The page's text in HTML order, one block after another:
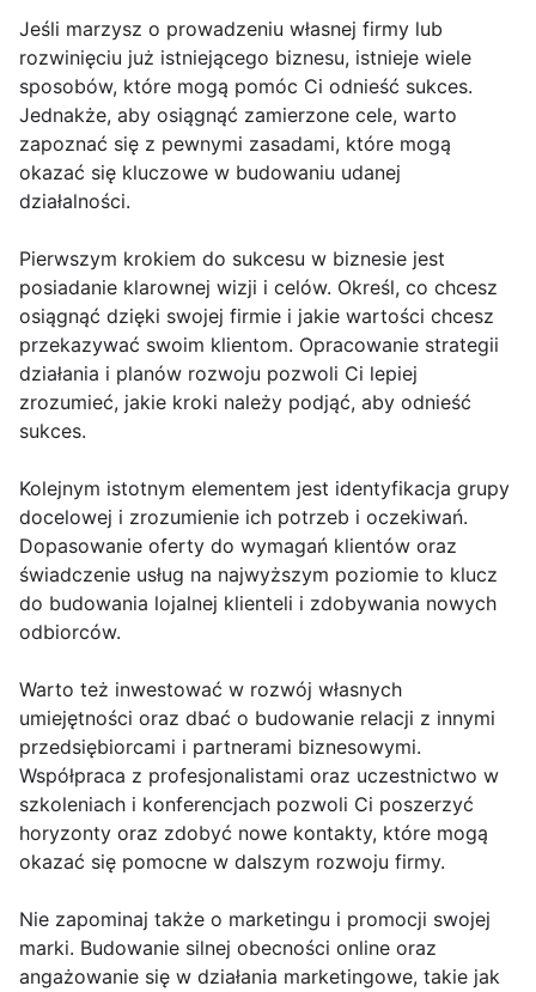
Jeśli marzysz o prowadzeniu własnej firmy lub
rozwinięciu już istniejącego biznesu, istnieje wiele
sposobów, które mogą pomóc Ci odnieść sukces.
Jednakże, aby osiągnąć zamierzone cele, warto
zapoznać się z pewnymi zasadami, które mogą
okazać się kluczowe w budowaniu udanej
działalności.
Pierwszym krokiem do sukcesu w biznesie jest
posiadanie klarownej wizji i celów. Określ, co chcesz
osiągnąć dzięki swojej firmie i jakie wartości chcesz
przekazywać swoim klientom. Opracowanie strategii
działania i planów rozwoju pozwoli Ci lepiej
zrozumieć, jakie kroki należy podjąć, aby odnieść
sukces.
Kolejnym istotnym elementem jest identyfikacja grupy
docelowej i zrozumienie ich potrzeb i oczekiwań.
Dopasowanie oferty do wymagań klientów oraz
świadczenie usług na najwyższym poziomie to klucz
do budowania lojalnej klienteli i zdobywania nowych
odbiorców.
Warto też inwestować w rozwój własnych
umiejętności oraz dbać o budowanie relacji z innymi
przedsiębiorcami i partnerami biznesowymi.
Współpraca z profesjonalistami oraz uczestnictwo w
szkoleniach i konferencjach pozwoli Ci poszerzyć
horyzonty oraz zdobyć nowe kontakty, które mogą
okazać się pomocne w dalszym rozwoju firmy.
Nie zapominaj także o marketingu i promocji swojej
marki. Budowanie silnej obecności online oraz
angażowanie się w działania marketingowe, takie jak